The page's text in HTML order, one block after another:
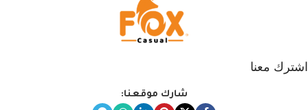
اشترك معنا
شارك موقعنا: